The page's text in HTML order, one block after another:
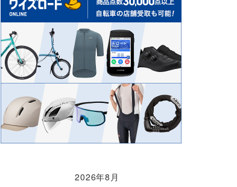
2026年8月